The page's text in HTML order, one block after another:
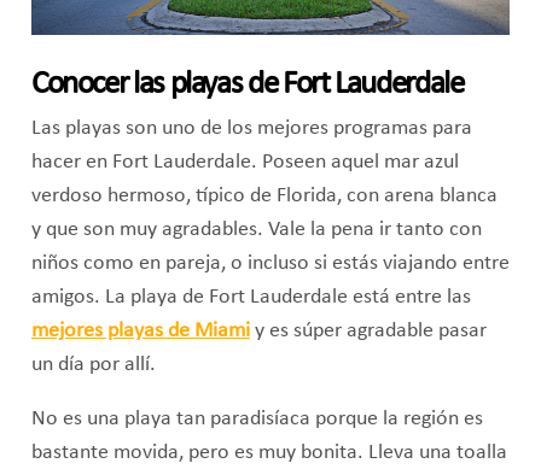
Conocer las playas de Fort Lauderdale
Las playas son uno de los mejores programas para
hacer en Fort Lauderdale. Poseen aquel mar azul
verdoso hermoso, típico de Florida, con arena blanca
y que son muy agradables. Vale la pena ir tanto con
niños como en pareja, o incluso si estás viajando entre
amigos. La playa de Fort Lauderdale está entre las
mejores playas de Miamiy es súper agradable pasar
un día por allí.
No es una playa tan paradisíaca porque la región es
bastante movida, pero es muy bonita. Lleva una toalla